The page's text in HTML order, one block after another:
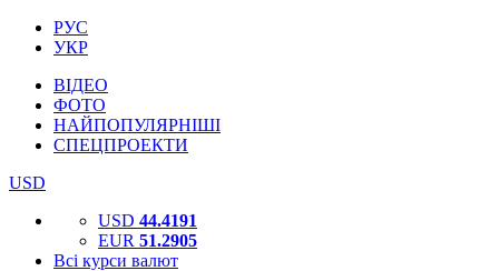
РУС
УКР
ВІДЕО
ФОТО
НАЙПОПУЛЯРНІШІ
СПЕЦПРОЕКТИ
USD
USD 44.4191
EUR 51.2905
Всі курси валют